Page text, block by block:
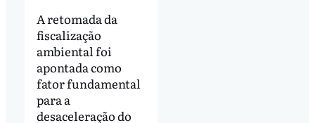
A retomada da
fiscalização
ambiental foi
apontada como
fator fundamental
para a
desaceleração do